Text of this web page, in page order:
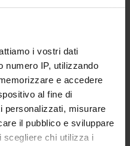
i vostri dati
numero IP, utilizzando
e accedere
al fine di
personalizzati, misurare
il pubblico e sviluppare
scegliere chi utilizza i
plastica 2030